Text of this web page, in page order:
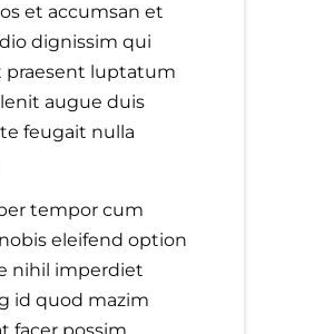
et accumsan et
dignissim qui
praesent luptatum
augue duis
feugait nulla
tempor cum
eleifend option
nihil imperdiet
id quod mazim